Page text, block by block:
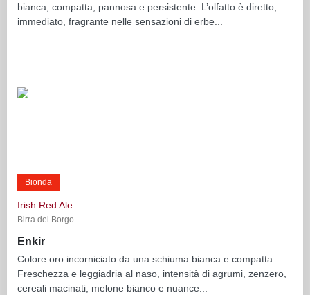
bianca, compatta, pannosa e persistente. L’olfatto è diretto,
immediato, fragrante nelle sensazioni di erbe...
Bionda
Irish Red Ale
Birra del Borgo
Enkir
Colore oro incorniciato da una schiuma bianca e compatta.
Freschezza e leggiadria al naso, intensità di agrumi, zenzero,
cereali macinati, melone bianco e nuance...